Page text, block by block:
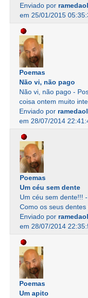
Enviado por ramedaol
em 25/01/2015
Poemas
Não vi, não pago
Não vi, não pago -
coisa ontem muito
Enviado por ramedaol
em 28/07/2014
Poemas
Um céu sem dente
Um céu sem dente!!!
Como os seus dentes
Enviado por ramedaol
em 28/07/2014
Poemas
Um apito